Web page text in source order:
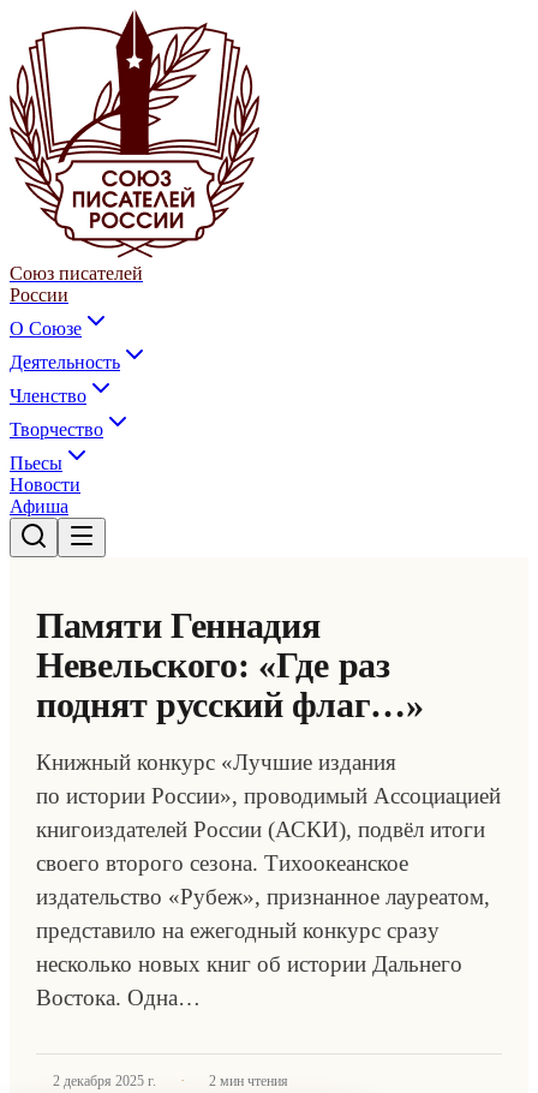
Союз писателей
России
О Союзе
Деятельность
Членство
Творчество
Пьесы
Новости
Афиша
Памяти Геннадия
Невельского: «Где раз
поднят русский флаг…»
Книжный конкурс «Лучшие издания
по истории России», проводимый Ассоциацией
книгоиздателей России (АСКИ), подвёл итоги
своего второго сезона. Тихоокеанское
издательство «Рубеж», признанное лауреатом,
представило на ежегодный конкурс сразу
несколько новых книг об истории Дальнего
Востока. Одна…
2 декабря 2025 г. · 2 мин чтения